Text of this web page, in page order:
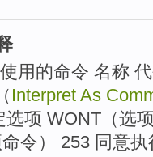
用的命令 名称
Interpret As
选项 WONT（选
令） 253 同意